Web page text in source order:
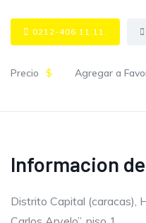
0212-406.11.11.
Precio $ Agregar a
Informacion
Distrito Capital (caracas),